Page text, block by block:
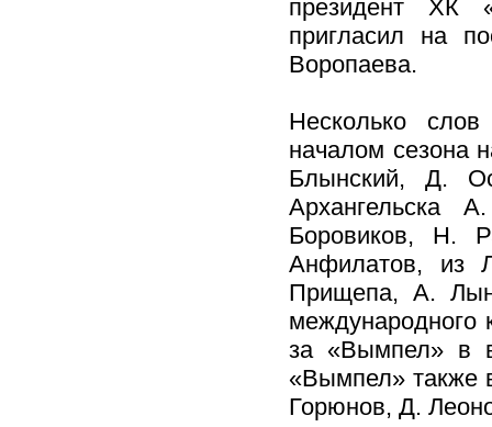
президент ХК
пригласил на
Воропаева.
Несколько
началом сезона
Блынский, Д.
Архангельска
Боровиков, Н.
Анфилатов,
Прищепа, А.
международного
за «Вымпел» в
«Вымпел» также
Горюнов, Д.